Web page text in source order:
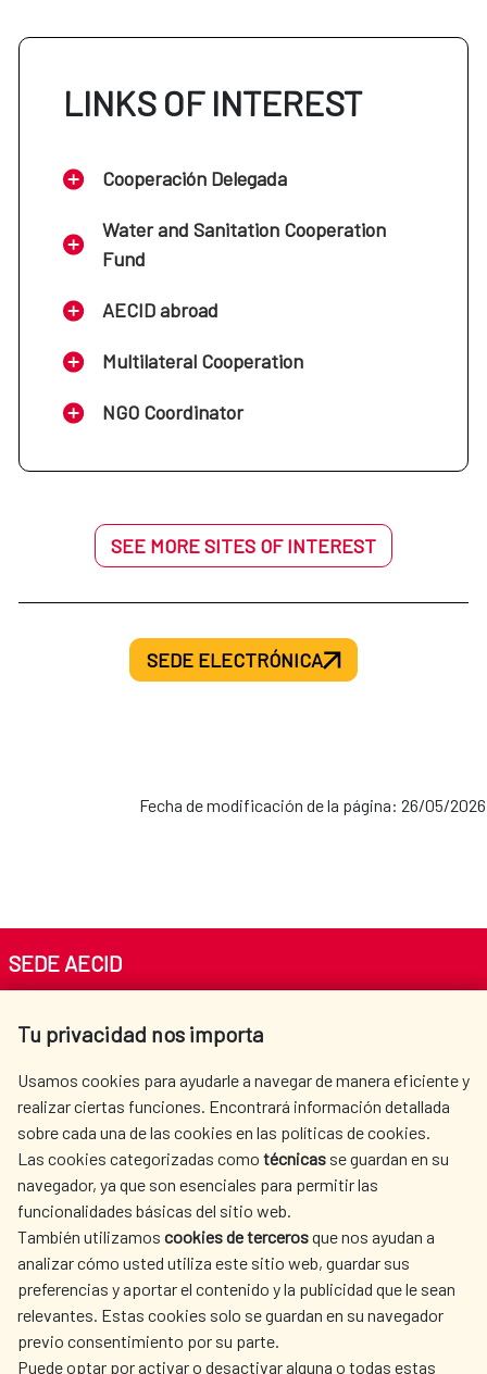
LINKS OF INTEREST
Cooperación Delegada
Water and Sanitation Cooperation
Fund
AECID abroad
Multilateral Cooperation
NGO Coordinator
SEE MORE SITES OF INTEREST
SEDE ELECTRÓNICA
Fecha de modificación de la página: 26/05/2026
Tu privacidad nos importa
Usamos cookies para ayudarle a navegar de manera eficiente y
realizar ciertas funciones. Encontrará información detallada
sobre cada una de las cookies en las políticas de cookies.
Las cookies categorizadas como técnicas se guardan en su
navegador, ya que son esenciales para permitir las
funcionalidades básicas del sitio web.
También utilizamos cookies de tercerosque nos ayudan a
analizar cómo usted utiliza este sitio web, guardar sus
preferencias y aportar el contenido y la publicidad que le sean
relevantes. Estas cookies solo se guardan en su navegador
previo consentimiento por su parte.
Puede optar por activar o desactivar alguna o todas estas
SEDE AECID
Tel. +34 900 20 30 54​​​​​​​
AECID
WHERE DO WE COOPERATE?
SPANISH HUMANITARIAN
ACTION
PRESS ROOM
CULTURE AND SCIENCE LIBRARY